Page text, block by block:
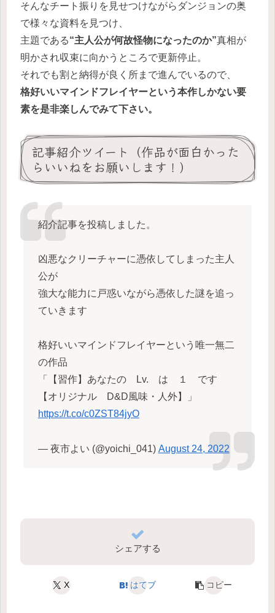
そんなチート振りを見せつけながらダンジョンの奥
で様々な資料を見つけ、
主題である“主人公が何故怪物になったのか”真相が
明かされ収束に向かうところで更新停止。
それでも割と納得が良く所まで進んでいるので、
格好いいマインドフレイヤーという本作しかない要
素を是非楽しんでみて下さい。
記事紹介ツイート（作品が面白かった
らいいねをお願いします！）
紹介記事を投稿しました。
凶悪なクリーチャーに憑依してしまった主人
公が
強大な能力に戸惑いながら憑依した謎を追っ
ていきます
格好いいマインドフレイヤーという唯一無二
の作品
「【習作】あなたの Lv. は １ です
【オリジナル D&D風味・人外】」
https://t.co/c0ZST84jyO
— 夜市よい (@yoichi_041) August 24, 2022
シェアする
X はてブ コピー